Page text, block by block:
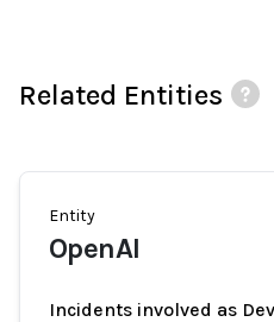
Related Entities
Entity
OpenAI
Incidents involved as